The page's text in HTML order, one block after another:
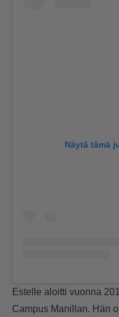
Näytä tämä
Estelle aloitti vuonna
Campus Manillan. Hän